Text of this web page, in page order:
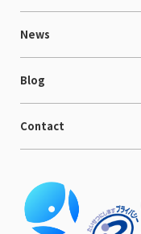
Shopee支援
LaunchCart
海外向けホームページ制作
COMPE NAVI
お役立ち資料
セミナー情報
News
プレスリリース
イベント
ニュース
Blog
ECブログ
開発ブログ
イベントレポート
Contact